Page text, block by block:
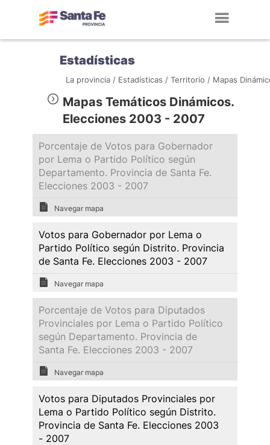
Estadísticas
La provincia / Estadísticas / Territorio / Mapas
Mapas Temáticos Dinámicos.
Elecciones 2003 - 2007
Porcentaje de Votos para Gobernador
por Lema o Partido Político según
Departamento. Provincia de Santa Fe.
Elecciones 2003 - 2007
Navegar mapa
Votos para Gobernador por Lema o
Partido Político según Distrito. Provincia
de Santa Fe. Elecciones 2003 - 2007
Navegar mapa
Porcentaje de Votos para Diputados
Provinciales por Lema o Partido Político
según Departamento. Provincia de
Santa Fe. Elecciones 2003 - 2007
Navegar mapa
Votos para Diputados Provinciales por
Lema o Partido Político según Distrito.
Provincia de Santa Fe. Elecciones 2003
- 2007